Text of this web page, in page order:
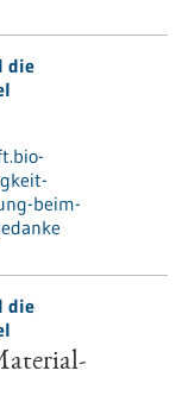
die
beim-
die